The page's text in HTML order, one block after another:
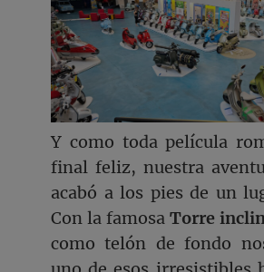
Y como toda película
final feliz, nuestra
acabó a los pies de un
Con la famosa Torre
como telón de fondo